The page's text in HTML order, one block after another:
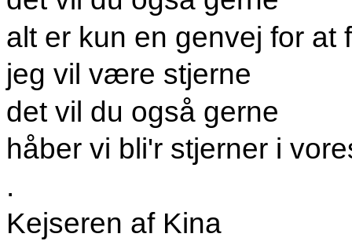
alt er kun en genvej for
jeg vil være stjerne
det vil du også gerne
håber vi bli'r stjerner i
.
Kejseren af Kina